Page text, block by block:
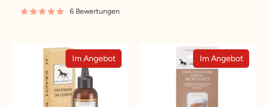
6 Bewertungen
Im Angebot Im Angebot